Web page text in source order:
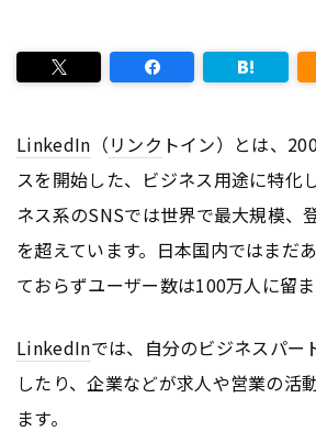
LinkedIn （リンク トイン）とは、
スを開始した、ビジネス用途に特化
ネス系のSNSでは世界で最大規模、
を超えています。日本国内ではまだ
ておらずユーザー数は100万人に留ま
LinkedInでは、自分のビジネスパー
したり、企業などが求人や営業の活
ます。